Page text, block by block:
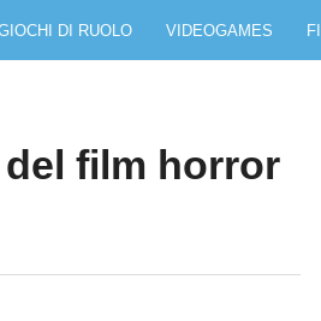
DI RUOLO VIDEOGAMES
film horror